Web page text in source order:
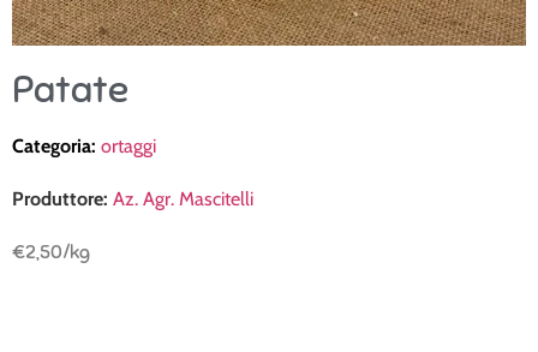
Patate
Categoria: ortaggi
Produttore: Az. Agr. Mascitelli
€2,50/kg